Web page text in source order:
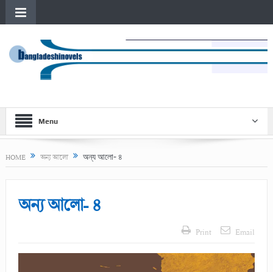
Menu
HOME অন্য আলো অন্য আলো- ৪
অন্য আলো- ৪
Print Email